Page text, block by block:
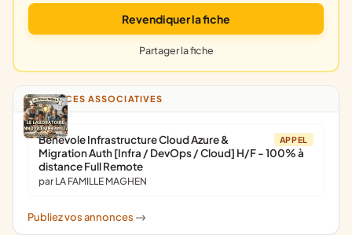
Revendiquer la fiche
Partager la fiche
ANNONCES ASSOCIATIVES
APPEL
Bénévole Infrastructure Cloud Azure &
Migration Auth [Infra / DevOps / Cloud] H/F - 100% à
distance Full Remote
par LA FAMILLE MAGHEN
Publiez vos annonces ->